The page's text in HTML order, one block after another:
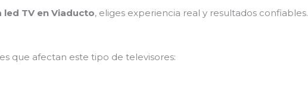
TV en Viaducto, eliges experiencia real y resultados confiables.
que afectan este tipo de televisores: